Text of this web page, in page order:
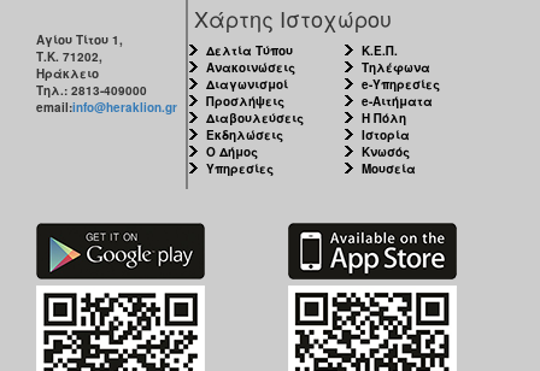
Αγίου Τίτου 1,
Τ.Κ. 71202,
Ηράκλειο
Τηλ.: 2813-409000
email:info@heraklion.gr
Χάρτης Ιστοχώρου
Δελτία Τύπου
Ανακοινώσεις
Διαγωνισμοί
Προσλήψεις
Διαβουλεύσεις
Εκδηλώσεις
Ο Δήμος
Υπηρεσίες
Κ.Ε.Π.
Τηλέφωνα
e-Υπηρεσίες
e-Αιτήματα
Η Πόλη
Ιστορία
Κνωσός
Μουσεία